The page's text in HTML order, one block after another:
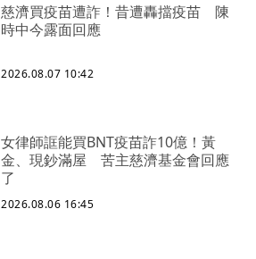
慈濟買疫苗遭詐！昔遭轟擋疫苗 陳
時中今露面回應
2026.08.07 10:42
女律師誆能買BNT疫苗詐10億！黃
金、現鈔滿屋 苦主慈濟基金會回應
了
2026.08.06 16:45